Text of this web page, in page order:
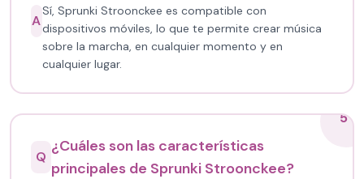
A
Sí, Sprunki Stroonckee es compatible con
dispositivos móviles, lo que te permite crear música
sobre la marcha, en cualquier momento y en
cualquier lugar.
5
Q
¿Cuáles son las características
principales de Sprunki Stroonckee?